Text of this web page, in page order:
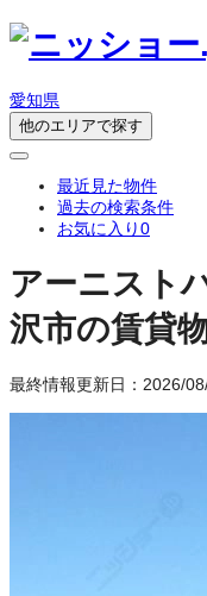
愛知県
他のエリアで探す
最近見た物件
過去の検索条件
お気に入り0
アーニスト
沢市の賃貸
最終情報更新日：2026/